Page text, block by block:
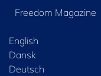
Freedom Magazine
English
Dansk
Deutsch